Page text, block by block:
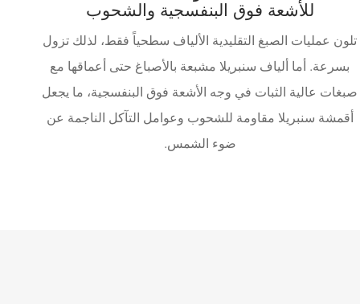
للأشعة فوق البنفسجية والشحوب
تلون عمليات الصبغ التقليدية الألياف سطحياً فقط، لذلك تزول
بسرعة. أما ألياف سنبريلا مشبعة بالأصباغ حتى أعماقها مع
صبغات عالية الثبات في وجه الأشعة فوق البنفسجية، ما يجعل
أقمشة سنبريلا مقاومة للشحوب وعوامل التآكل الناجمة عن
ضوء الشمس.